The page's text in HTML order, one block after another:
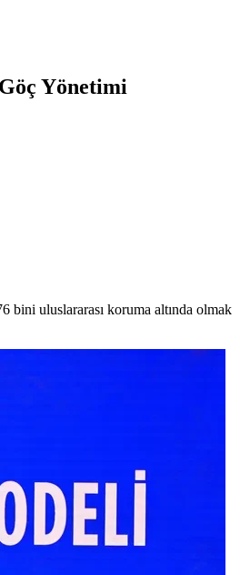
Yönetimi
uluslararası koruma altında olmak